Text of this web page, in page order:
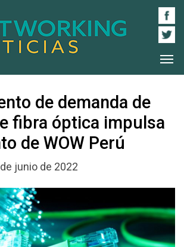
de demanda de
fibra óptica impulsa
de WOW Perú
junio de 2022